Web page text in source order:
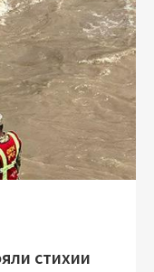
стихии